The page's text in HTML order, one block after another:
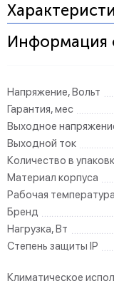
Информация
Напряжение, Вольт
Гарантия, мес
Выходное
Выходной ток
Количество в
Материал корпуса
Рабочая температура
Бренд
Нагрузка, Вт
Степень защиты IP
Климатическое